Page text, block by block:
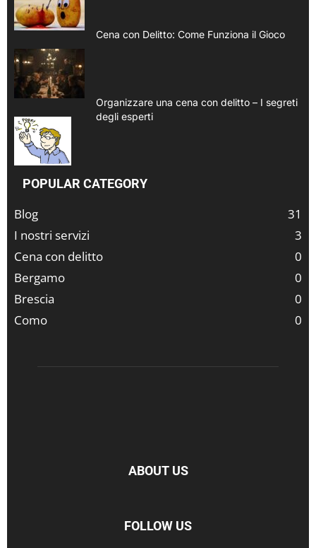
Cena con Delitto: Come Funziona il Gioco
Organizzare una cena con delitto – I segreti
degli esperti
POPULAR CATEGORY
Blog
31
I nostri servizi
3
Cena con delitto
0
Bergamo
0
Brescia
0
Como
0
ABOUT US
FOLLOW US